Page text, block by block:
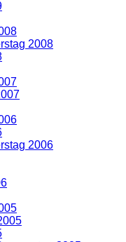
2008
2006